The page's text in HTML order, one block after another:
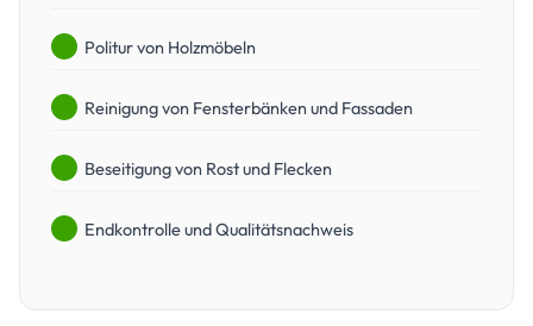
Politur von Holzmöbeln
Reinigung von Fensterbänken und Fassaden
Beseitigung von Rost und Flecken
Endkontrolle und Qualitätsnachweis